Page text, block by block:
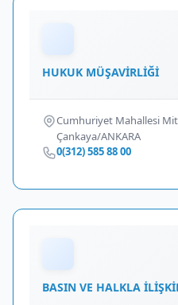
HUKUK MÜŞAVİRLİĞİ
Cumhuriyet Mahallesi
Çankaya/ANKARA
0(312) 585 88 00
BASIN VE HALKLA